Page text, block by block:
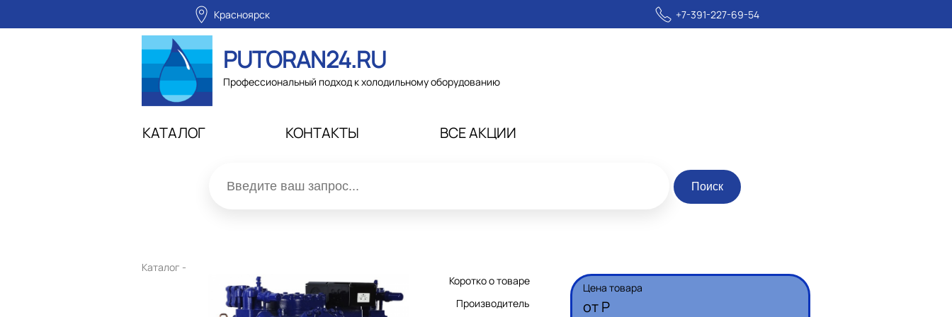
Красноярск +7-391-227-69-54
PUTORAN24.RU
Профессиональный подход к холодильному оборудованию
КАТАЛОГ КОНТАКТЫ ВСЕ АКЦИИ
Поиск
Каталог -
Коротко о товаре
Производитель
Цена товара
отР